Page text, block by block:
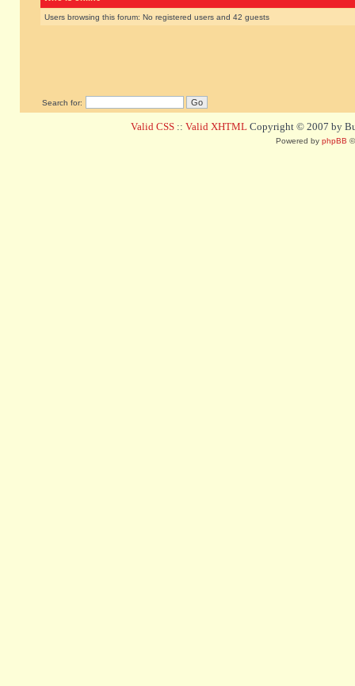
Users browsing this forum: No registered users and 42 guests
Search for:
Valid CSS :: Valid XHTML Copyright © 2007 by
Powered by phpBB